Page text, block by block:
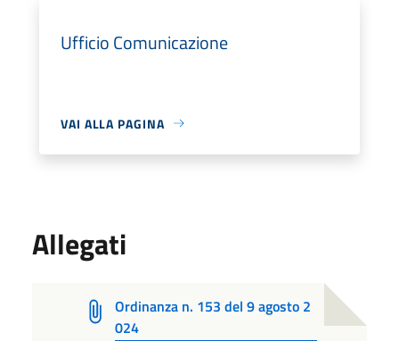
Ufficio Comunicazione
VAI ALLA PAGINA
Allegati
Ordinanza n. 153 del 9 agosto 2
024